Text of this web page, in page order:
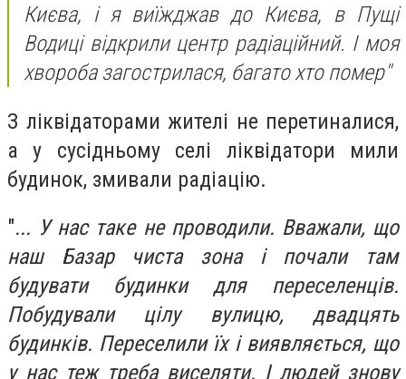
Києва, і я виїжджав до Києва, в Пущі
Водиці відкрили центр радіаційний. І моя
хвороба загострилася, багато хто помер"
З ліквідаторами жителі не перетиналися,
а у сусідньому селі ліквідатори мили
будинок, змивали радіацію.
"... У нас таке не проводили. Вважали, що
наш Базар чиста зона і почали там
будувати будинки для переселенців.
Побудували цілу вулицю, двадцять
будинків. Переселили їх і виявляється, що
у нас теж треба виселяти. І людей знову